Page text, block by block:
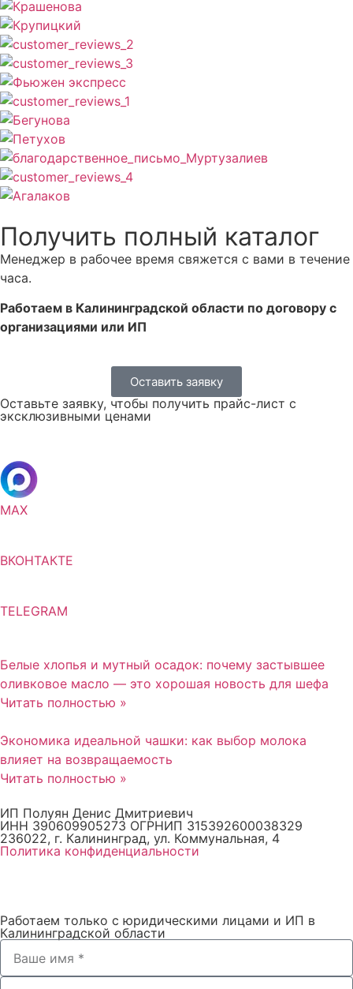
Получить полный каталог
Менеджер в рабочее время свяжется с вами в течение
часа.
Работаем в Калининградской области по договору с
организациями или ИП
Оставить заявку
Оставьте заявку, чтобы получить прайс-лист с
эксклюзивными ценами
MAX
ВКОНТАКТЕ
TELEGRAM
Белые хлопья и мутный осадок: почему застывшее
оливковое масло — это хорошая новость для шефа
Читать полностью »
Экономика идеальной чашки: как выбор молока
влияет на возвращаемость
Читать полностью »
ИП Полуян Денис Дмитриевич
ИНН 390609905273 ОГРНИП 315392600038329
236022, г. Калининград, ул. Коммунальная, 4
Политика конфиденциальности
Работаем только с юридическими лицами и ИП в
Калининградской области